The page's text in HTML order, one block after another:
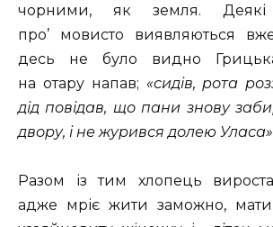
чорними, як земля.
про’ мовисто виявляються
десь не було видно
на отару напав; «сидів, рота
дід повідав, що пани знову
двору, і не журився долею
Разом із тим хлопець
адже мріє жити заможно, мати